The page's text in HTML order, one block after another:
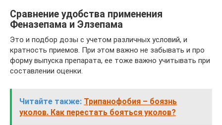
Сравнение удобства применения
Феназепама и Элзепама
Это и подбор дозы с учетом различных условий, и
кратность приемов. При этом важно не забывать и про
форму выпуска препарата, ее тоже важно учитывать при
составлении оценки.
Читайте также: Трипанофобия – боязнь
уколов. Как перестать бояться уколов?